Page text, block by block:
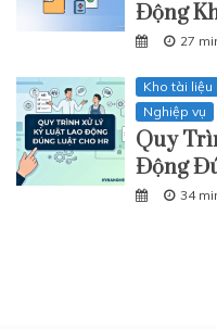
Động
27
Kho tài liệu
Nghiệp vụ
Quy
Động
34